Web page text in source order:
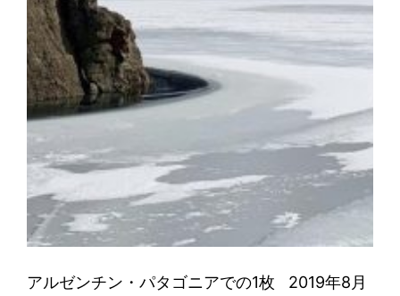
アルゼンチン・パタゴニアでの1枚 2019年8月